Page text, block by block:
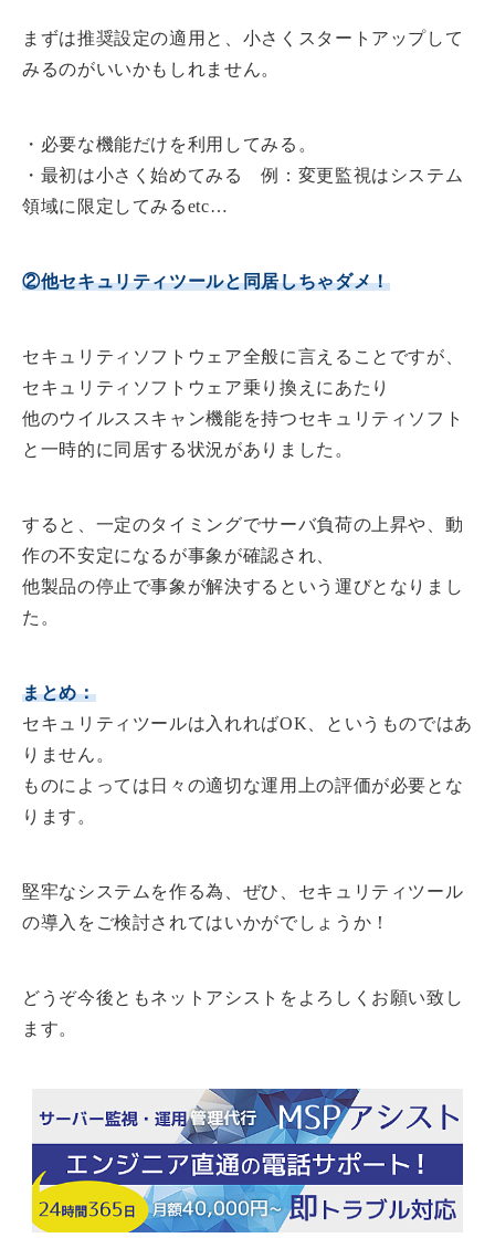
まずは推奨設定の適用と、小さくスタートアップして
みるのがいいかもしれません。
・必要な機能だけを利用してみる。
・最初は小さく始めてみる 例：変更監視はシステム
領域に限定してみるetc…
②他セキュリティツールと同居しちゃダメ！
セキュリティソフトウェア全般に言えることですが、
セキュリティソフトウェア乗り換えにあたり
他のウイルススキャン機能を持つセキュリティソフト
と一時的に同居する状況がありました。
すると、一定のタイミングでサーバ負荷の上昇や、動
作の不安定になるが事象が確認され、
他製品の停止で事象が解決するという運びとなりまし
た。
まとめ：
セキュリティツールは入れればOK、というものではあ
りません。
ものによっては日々の適切な運用上の評価が必要とな
ります。
堅牢なシステムを作る為、ぜひ、セキュリティツール
の導入をご検討されてはいかがでしょうか！
どうぞ今後ともネットアシストをよろしくお願い致し
ます。